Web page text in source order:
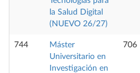
la Salud Digital
(NUEVO 26/27)
744
Máster
Universitario en
Investigación en
706